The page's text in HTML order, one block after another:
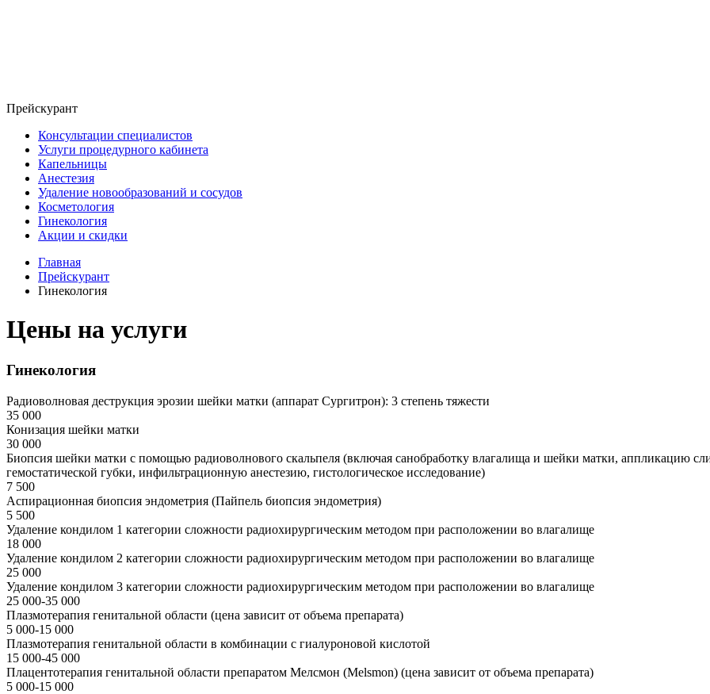
Прейскурант
Консультации специалистов
Услуги процедурного кабинета
Капельницы
Анестезия
Удаление новообразований и сосудов
Косметология
Гинекология
Акции и скидки
Главная
Прейскурант
Гинекология
Цены на услуги
Гинекология
Радиоволновая деструкция эрозии шейки матки (аппарат Сургитрон): 3 степень тяжести
35 000
Конизация шейки матки
30 000
Биопсия шейки матки с помощью радиоволнового скальпеля (включая санобработку влагалища и шейки матки, аппликацию
гемостатической губки, инфильтрационную анестезию, гистологическое исследование)
7 500
Аспирационная биопсия эндометрия (Пайпель биопсия эндометрия)
5 500
Удаление кондилом 1 категории сложности радиохирургическим методом при расположении во влагалище
18 000
Удаление кондилом 2 категории сложности радиохирургическим методом при расположении во влагалище
25 000
Удаление кондилом 3 категории сложности радиохирургическим методом при расположении во влагалище
25 000-35 000
Плазмотерапия генитальной области (цена зависит от объема препарата)
5 000-15 000
Плазмотерапия генитальной области в комбинации с гиалуроновой кислотой
15 000-45 000
Плацентотерапия генитальной области препаратом Мелсмон (Melsmon) (цена зависит от объема препарата)
5 000-15 000